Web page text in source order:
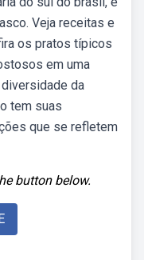
Veja receitas e
os pratos típicos
em uma
da
tem suas
que se refletem
button below.